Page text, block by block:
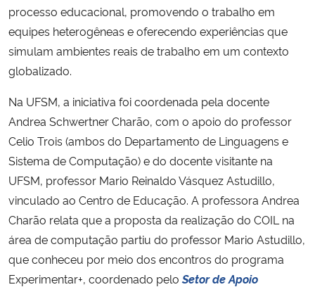
processo educacional, promovendo o trabalho em
equipes heterogêneas e oferecendo experiências que
simulam ambientes reais de trabalho em um contexto
globalizado.
Na UFSM, a iniciativa foi coordenada pela docente
Andrea Schwertner Charão, com o apoio do professor
Celio Trois (ambos do Departamento de Linguagens e
Sistema de Computação) e do docente visitante na
UFSM, professor Mario Reinaldo Vásquez Astudillo,
vinculado ao Centro de Educação. A professora Andrea
Charão relata que a proposta da realização do COIL na
área de computação partiu do professor Mario Astudillo,
que conheceu por meio dos encontros do programa
Experimentar+, coordenado peloSetor de Apoio